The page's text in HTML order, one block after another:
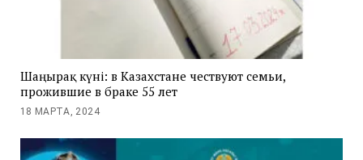
Шаңырақ күні: в Казахстане чествуют семьи,
прожившие в браке 55 лет
18 МАРТА, 2024